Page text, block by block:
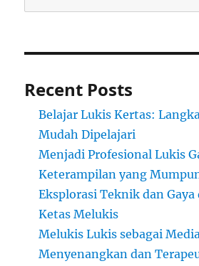
Recent Posts
Belajar Lukis Kertas:
Mudah Dipelajari
Menjadi Profesional Lukis
Keterampilan yang
Eksplorasi Teknik dan
Ketas Melukis
Melukis Lukis sebagai
Menyenangkan dan